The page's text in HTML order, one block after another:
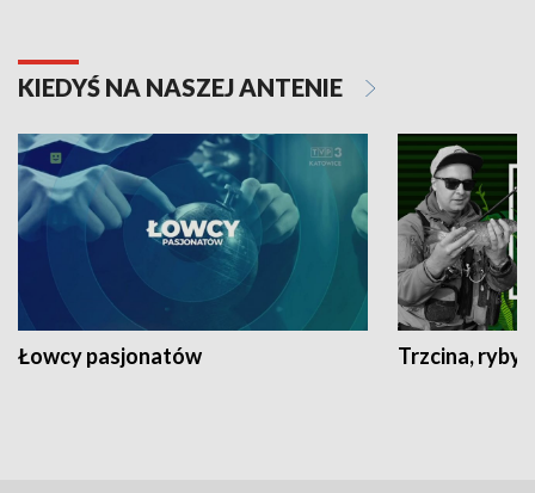
KIEDYŚ NA NASZEJ ANTENIE
Łowcy pasjonatów Trzcina, ryby